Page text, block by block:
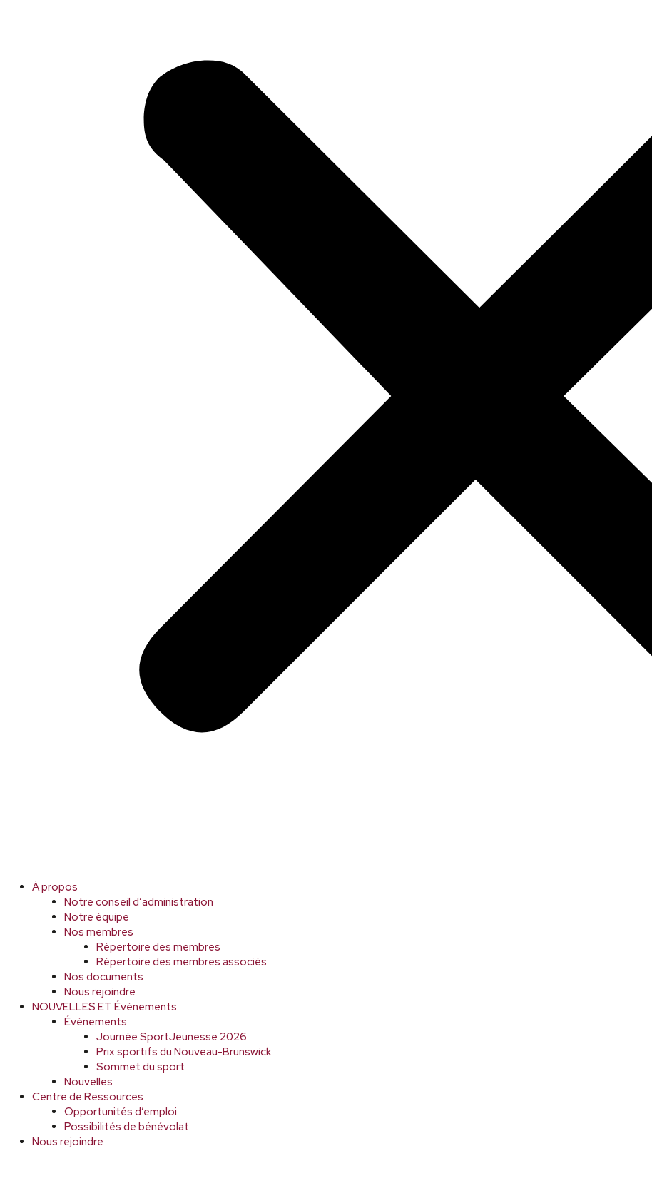
À propos
Notre conseil d’administration
Notre équipe
Nos membres
Répertoire des membres
Répertoire des membres associés
Nos documents
Nous rejoindre
NOUVELLES ET Événements
Événements
Journée SportJeunesse 2026
Prix sportifs du Nouveau-Brunswick
Sommet du sport
Nouvelles
Centre de Ressources
Opportunités d’emploi
Possibilités de bénévolat
Nous rejoindre